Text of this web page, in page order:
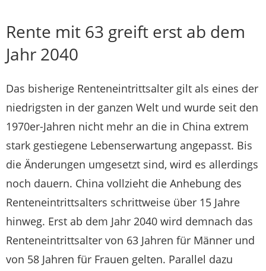
Rente mit 63 greift erst ab dem
Jahr 2040
Das bisherige Renteneintrittsalter gilt als eines der
niedrigsten in der ganzen Welt und wurde seit den
1970er-Jahren nicht mehr an die in China extrem
stark gestiegene Lebenserwartung angepasst. Bis
die Änderungen umgesetzt sind, wird es allerdings
noch dauern. China vollzieht die Anhebung des
Renteneintrittsalters schrittweise über 15 Jahre
hinweg. Erst ab dem Jahr 2040 wird demnach das
Renteneintrittsalter von 63 Jahren für Männer und
von 58 Jahren für Frauen gelten. Parallel dazu